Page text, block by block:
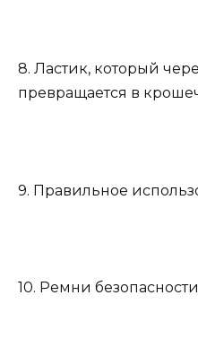
8. Ластик, который
превращается в
9. Правильное
10. Ремни